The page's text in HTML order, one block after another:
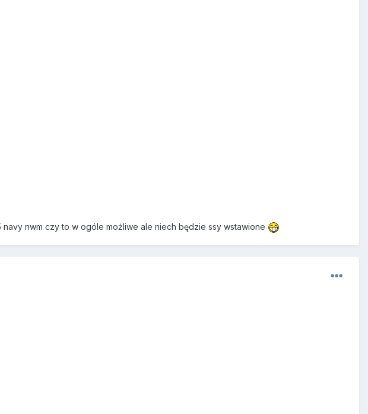
nwm czy to w ogóle możliwe ale niech będzie ssy wstawione